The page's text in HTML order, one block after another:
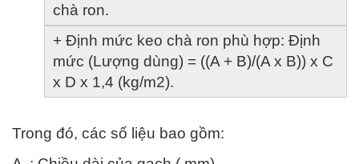
chà ron.
+ Định mức keo chà ron phù hợp: Định
mức (Lượng dùng) = ((A + B)/(A x B)) x C
x D x 1,4 (kg/m2).
Trong đó, các số liệu bao gồm: